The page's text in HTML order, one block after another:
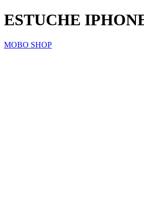
ESTUCHE
MOBO SHOP